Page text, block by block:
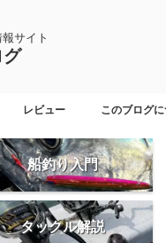
サイト
レビュー このブログ
船釣り入門
タックル解説